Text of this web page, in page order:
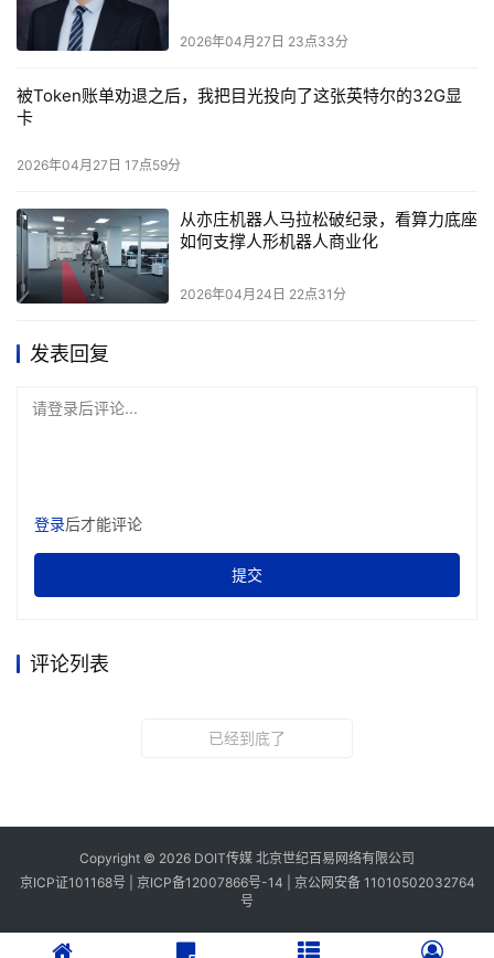
2026年04月27日 23点33分
被Token账单劝退之后，我把目光投向了这张英特尔的32G显
卡
2026年04月27日 17点59分
从亦庄机器人马拉松破纪录，看算力底座
如何支撑人形机器人商业化
2026年04月24日 22点31分
发表回复
请登录后评论...
登录后才能评论
提交
评论列表
已经到底了
Copyright © 2026 DOIT传媒 北京世纪百易网络有限公司
京ICP证101168号 | 京ICP备12007866号-14
京公网安备 11010502032764
号